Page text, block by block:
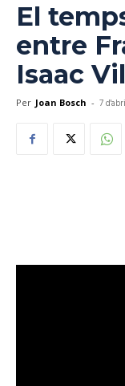
El
entre
Isaac
Per Joan Bosch - 7